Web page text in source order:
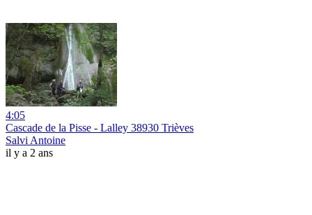
4:05
Cascade de la Pisse - Lalley 38930 Trièves
Salvi Antoine
il y a 2 ans